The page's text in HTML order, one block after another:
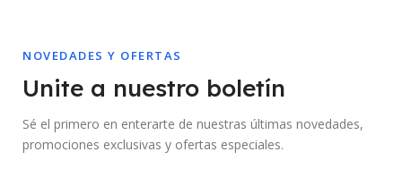
NOVEDADES Y OFERTAS
Unite a nuestro boletín
Sé el primero en enterarte de nuestras últimas novedades,
promociones exclusivas y ofertas especiales.